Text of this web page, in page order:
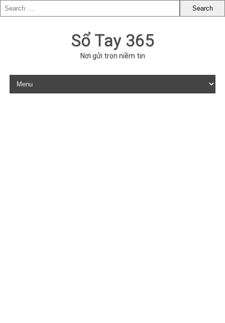
Sổ Tay 365
Nơi gửi trọn niềm tin
Skip to content